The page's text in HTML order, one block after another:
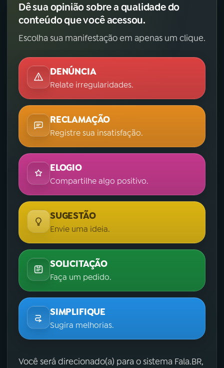
Dê sua opinião sobre a qualidade do
conteúdo que você acessou.
Escolha sua manifestação em apenas um clique.
DENÚNCIA
Relate irregularidades.
RECLAMAÇÃO
Registre sua insatisfação.
ELOGIO
Compartilhe algo positivo.
SUGESTÃO
Envie uma ideia.
SOLICITAÇÃO
Faça um pedido.
SIMPLIFIQUE
Sugira melhorias.
Você será direcionado(a) para o sistema Fala.BR,